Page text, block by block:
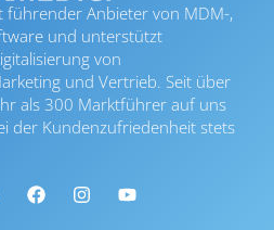
führender Anbieter von MDM-,
und unterstützt
von
und Vertrieb. Seit über
als 300 Marktführer auf uns
der Kundenzufriedenheit stets